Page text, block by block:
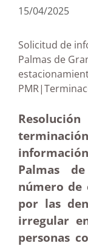
15/04/2025
Solicitud de
Palmas de
Palmas
número de
por las
irregular
personas